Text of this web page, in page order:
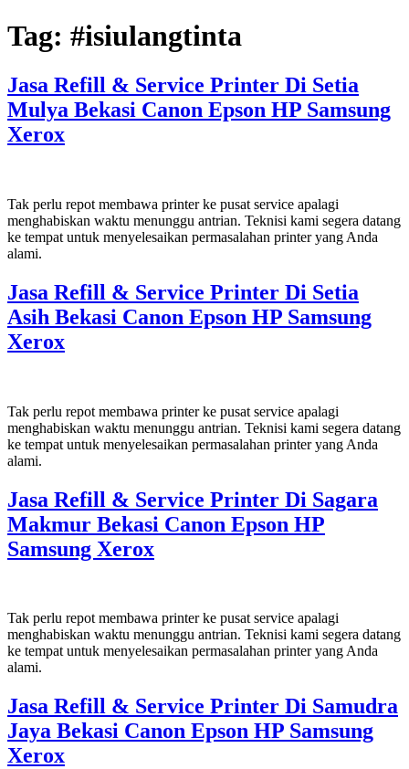
Tag: #isiulangtinta
Jasa Refill & Service Printer Di Setia
Mulya Bekasi Canon Epson HP Samsung
Xerox
Tak perlu repot membawa printer ke pusat service apalagi
menghabiskan waktu menunggu antrian. Teknisi kami segera datang
ke tempat untuk menyelesaikan permasalahan printer yang Anda
alami.
Jasa Refill & Service Printer Di Setia
Asih Bekasi Canon Epson HP Samsung
Xerox
Tak perlu repot membawa printer ke pusat service apalagi
menghabiskan waktu menunggu antrian. Teknisi kami segera datang
ke tempat untuk menyelesaikan permasalahan printer yang Anda
alami.
Jasa Refill & Service Printer Di Sagara
Makmur Bekasi Canon Epson HP
Samsung Xerox
Tak perlu repot membawa printer ke pusat service apalagi
menghabiskan waktu menunggu antrian. Teknisi kami segera datang
ke tempat untuk menyelesaikan permasalahan printer yang Anda
alami.
Jasa Refill & Service Printer Di Samudra
Jaya Bekasi Canon Epson HP Samsung
Xerox